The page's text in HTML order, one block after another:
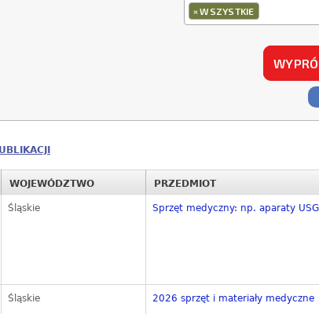
×WSZYSTKIE
WOJEWÓDZTWO PRZEDMIOT
Śląskie Sprzęt medyczny: np. aparaty
Śląskie 2026 sprzęt i materiały medyczne